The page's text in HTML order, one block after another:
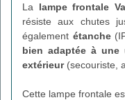
La lampe frontale
résiste aux chutes
également étanche
bien adaptée à une
extérieur(secouriste,
Cette lampe frontale